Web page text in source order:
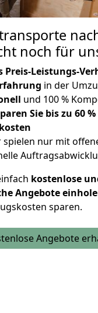
noch für
Preis-Leistungs-
in der
und 100 %
Sie bis zu 60 %
spielen nur mit
kostenlose
Angebote
sparen.
Angebote